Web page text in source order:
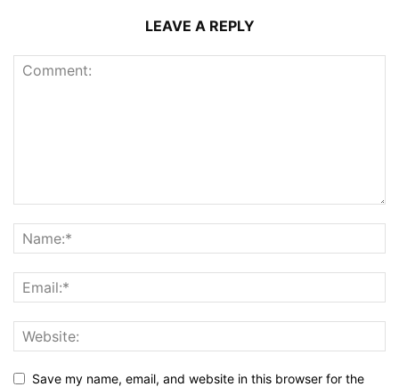
LEAVE A REPLY
Save my name, email, and website in this browser for the